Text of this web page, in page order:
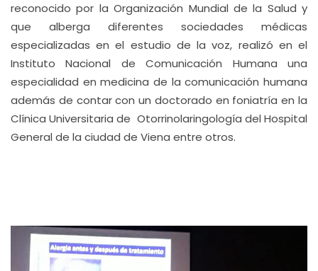
reconocido por la Organización Mundial de la Salud y
que alberga diferentes sociedades médicas
especializadas en el estudio de la voz, realizó en el
Instituto Nacional de Comunicación Humana una
especialidad en medicina de la comunicación humana
además de contar con un doctorado en foniatría en la
Clínica Universitaria de Otorrinolaringología del Hospital
General de la ciudad de Viena entre otros.